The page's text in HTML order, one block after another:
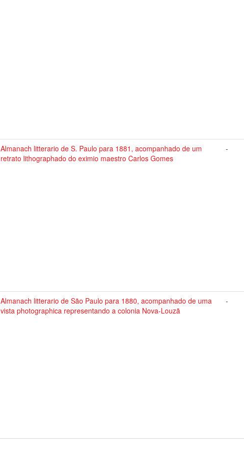
Almanach litterario de S. Paulo para 1881, acompanhado de um
retrato lithographado do eximio maestro Carlos Gomes
-
Almanach litterario de São Paulo para 1880, acompanhado de uma
vista photographica representando a colonia Nova-Louzã
-